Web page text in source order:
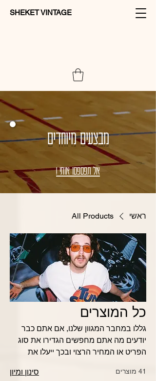
SHEKET VINTAGE
מבצעים מיוחדים
אל תפספסו אותי !
ראשי All Products
כל המוצרים
גללו במחבר המגוון שלנו, אם אתם כבר
יודעים מה אתם מחפשים הגדירו את סוג
הפריט או המחיר הרצוי ובכך ייעלו את
41 מוצרים סינון ומיון